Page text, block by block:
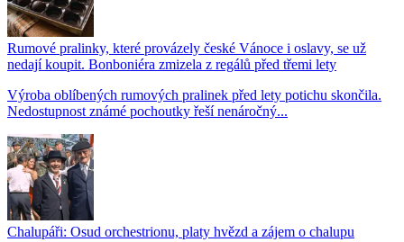
Rumové pralinky, které provázely české Vánoce i oslavy, se už
nedají koupit. Bonboniéra zmizela z regálů před třemi lety
Výroba oblíbených rumových pralinek před lety potichu skončila.
Nedostupnost známé pochoutky řeší nenáročný...
Chalupáři: Osud orchestrionu, platy hvězd a zájem o chalupu